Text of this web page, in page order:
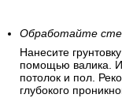
Обработайте
Нанесите
помощью валика.
потолок и пол.
глубокого